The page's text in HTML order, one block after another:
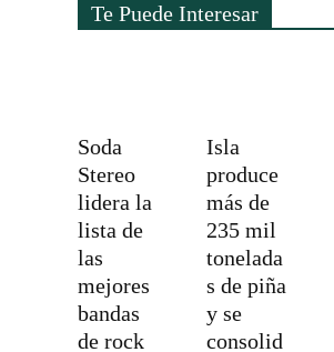
Te Puede Interesar
Soda
Stereo
lidera la
lista de
las
mejores
bandas
de rock
Isla
produce
más de
235 mil
tonelada
s de piña
y se
consolid